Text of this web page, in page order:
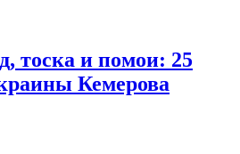
тоска и помои: 25
Кемерова